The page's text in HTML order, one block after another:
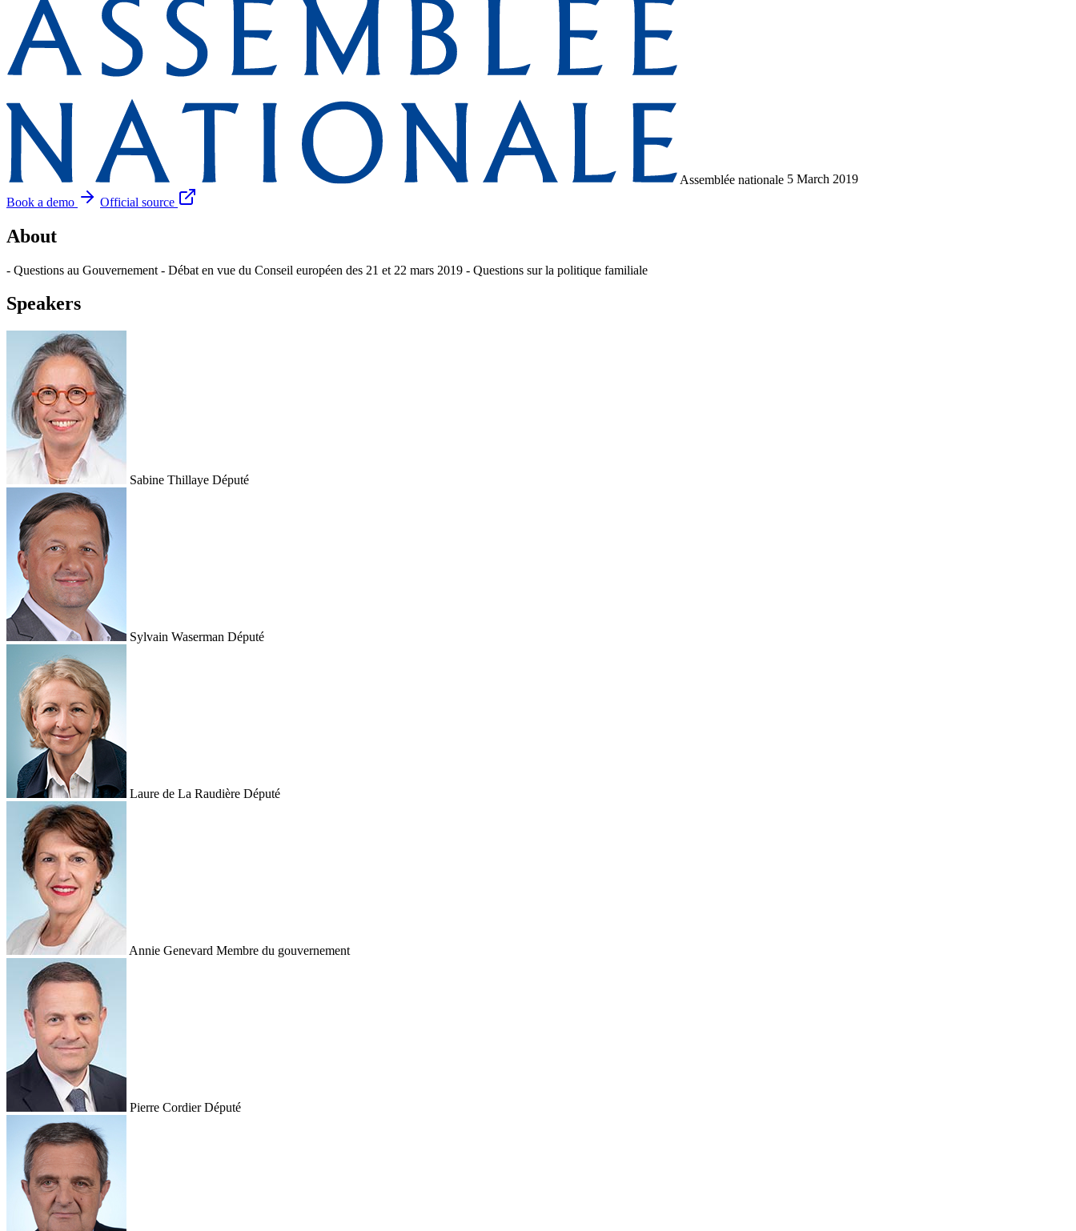
Assemblée nationale 5 March 2019
Book a demo
Official source
About
- Questions au Gouvernement - Débat en vue du Conseil européen des 21 et 22 mars 2019 - Questions sur la politique familiale
Speakers
Sabine Thillaye Député
Sylvain Waserman Député
Laure de La Raudière Député
Annie Genevard Membre du gouvernement
Pierre Cordier Député